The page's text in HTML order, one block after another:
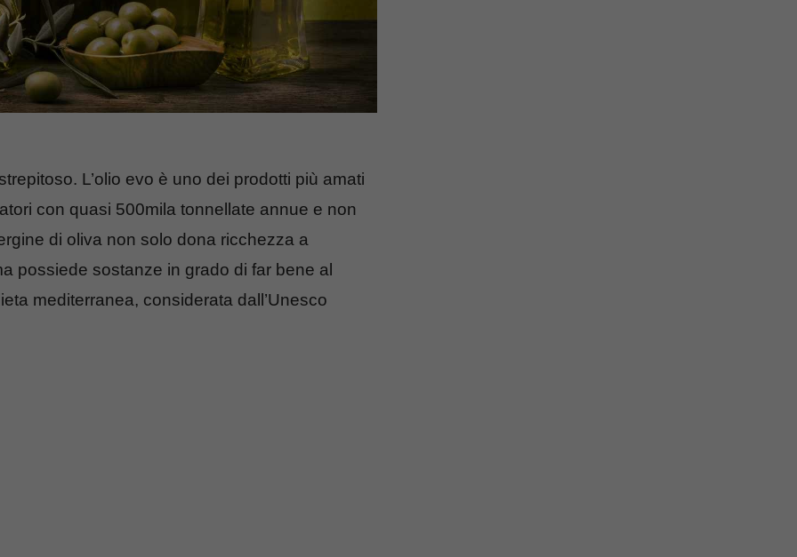
L’olio evo è uno dei prodotti più amati
con quasi 500mila tonnellate annue e non
di oliva non solo dona ricchezza a
possiede sostanze in grado di far bene al
mediterranea, considerata dall’Unesco